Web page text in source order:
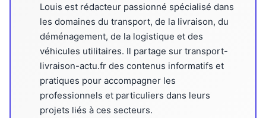
Louis est rédacteur passionné spécialisé dans
les domaines du transport, de la livraison, du
déménagement, de la logistique et des
véhicules utilitaires. Il partage sur transport-
livraison-actu.fr des contenus informatifs et
pratiques pour accompagner les
professionnels et particuliers dans leurs
projets liés à ces secteurs.